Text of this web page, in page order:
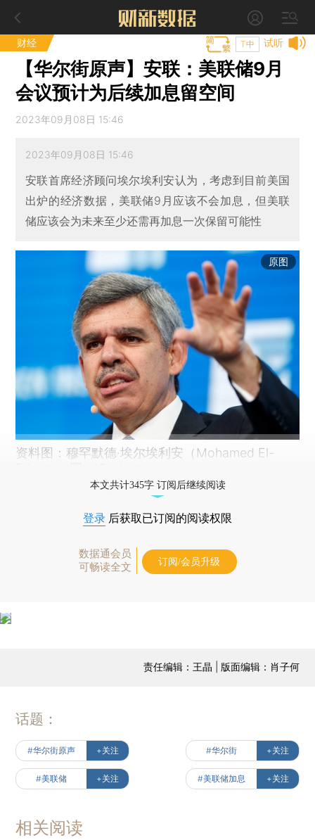
财经 试听
T中
【华尔街原声】安联：美联储9月
会议预计为后续加息留空间
2023年09月08日 15:46
2023年09月08日 15:46
安联首席经济顾问埃尔埃利安认为，考虑到目前美国
出炉的经济数据，美联储9月应该不会加息，但美联
储应该会为未来至少还需再加息一次保留可能性
原图
资料图：穆罕默德·埃尔埃利安（Mohamed El-
本文共计345字 订阅后继续阅读
登录 后获取已订阅的阅读权限
数据通会员
可畅读全文
订阅/会员升级
责任编辑：王晶 | 版面编辑：肖子何
话题：
#华尔街原声 +关注 #华尔街 +关注
#美联储 +关注 #美联储加息 +关注
相关阅读